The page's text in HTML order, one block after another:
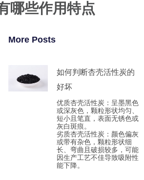
哪些作用特点
More Posts
如何判断杏壳活性炭的
好坏
优质杏壳活性炭‌：呈墨黑色
或深灰色，颗粒形状均匀、
短小且笔直，表面无锈色或
灰白斑痕。
劣质杏壳活性炭‌：颜色偏灰
或带有杂色，颗粒形状细
长、弯曲且破损较多，可能
因生产工艺不佳导致吸附性
能下降。